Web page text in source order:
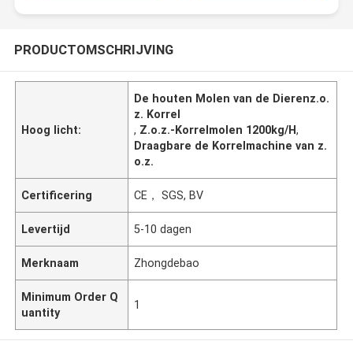
PRODUCTOMSCHRIJVING
Hoog licht:
De houten Molen van de Dierenz.o.
z. Korrel
, Z.o.z.-Korrelmolen 1200kg/H,
Draagbare de Korrelmachine van z.
o.z.
Certificering CE， SGS, BV
Levertijd 5-10 dagen
Merknaam Zhongdebao
Minimum Order Q
uantity
1